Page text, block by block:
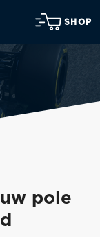
SHOP
pole